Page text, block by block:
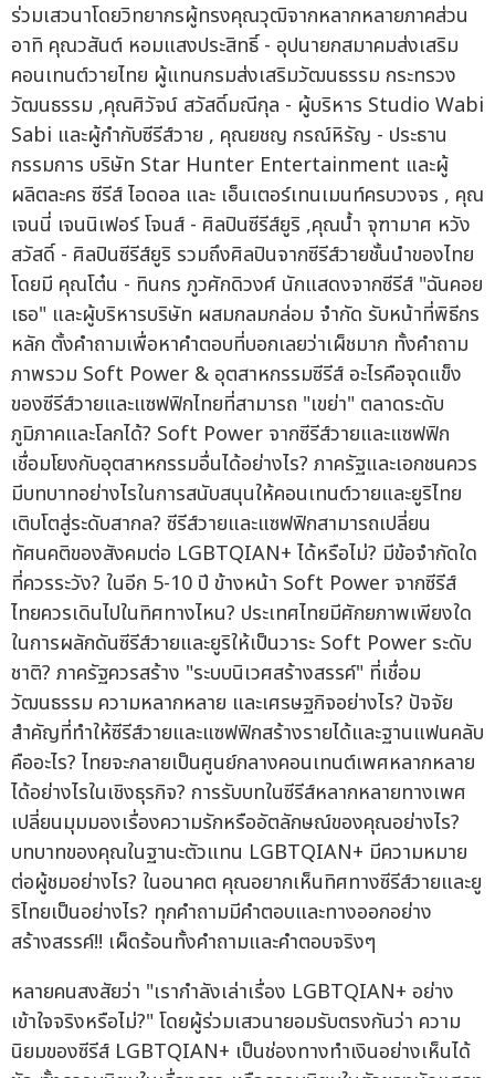
ร่วมเสวนาโดยวิทยากรผู้ทรงคุณวุฒิจากหลากหลายภาคส่วน
อาทิ คุณวสันต์ หอมแสงประสิทธิ์ - อุปนายกสมาคมส่งเสริม
คอนเทนต์วายไทย ผู้แทนกรมส่งเสริมวัฒนธรรม กระทรวง
วัฒนธรรม ,คุณศิวัจน์ สวัสดิ์มณีกุล - ผู้บริหาร Studio Wabi
Sabi และผู้กำกับซีรีส์วาย , คุณยชญ กรณ์หิรัญ - ประธาน
กรรมการ บริษัท Star Hunter Entertainment และผู้
ผลิตละคร ซีรีส์ ไอดอล และ เอ็นเตอร์เทนเมนท์ครบวงจร , คุณ
เจนนี่ เจนนิเฟอร์ โจนส์ - ศิลปินซีรีส์ยูริ ,คุณน้ำ จุฑามาศ หวัง
สวัสดิ์ - ศิลปินซีรีส์ยูริ รวมถึงศิลปินจากซีรีส์วายชั้นนำของไทย
โดยมี คุณโต๋น - ทินกร ภูวศักดิวงศ์ นักแสดงจากซีรีส์ "ฉันคอย
เธอ" และผู้บริหารบริษัท ผสมกลมกล่อม จำกัด รับหน้าที่พิธีกร
หลัก ตั้งคำถามเพื่อหาคำตอบที่บอกเลยว่าเผ็ชมาก ทั้งคำถาม
ภาพรวม Soft Power & อุตสาหกรรมซีรีส์ อะไรคือจุดแข็ง
ของซีรีส์วายและแซฟฟิกไทยที่สามารถ "เขย่า" ตลาดระดับ
ภูมิภาคและโลกได้? Soft Power จากซีรีส์วายและแซฟฟิก
เชื่อมโยงกับอุตสาหกรรมอื่นได้อย่างไร? ภาครัฐและเอกชนควร
มีบทบาทอย่างไรในการสนับสนุนให้คอนเทนต์วายและยูริไทย
เติบโตสู่ระดับสากล? ซีรีส์วายและแซฟฟิกสามารถเปลี่ยน
ทัศนคติของสังคมต่อ LGBTQIAN+ ได้หรือไม่? มีข้อจำกัดใด
ที่ควรระวัง? ในอีก 5-10 ปี ข้างหน้า Soft Power จากซีรีส์
ไทยควรเดินไปในทิศทางไหน? ประเทศไทยมีศักยภาพเพียงใด
ในการผลักดันซีรีส์วายและยูริให้เป็นวาระ Soft Power ระดับ
ชาติ? ภาครัฐควรสร้าง "ระบบนิเวศสร้างสรรค์" ที่เชื่อม
วัฒนธรรม ความหลากหลาย และเศรษฐกิจอย่างไร? ปัจจัย
สำคัญที่ทำให้ซีรีส์วายและแซฟฟิกสร้างรายได้และฐานแฟนคลับ
คืออะไร? ไทยจะกลายเป็นศูนย์กลางคอนเทนต์เพศหลากหลาย
ได้อย่างไรในเชิงธุรกิจ? การรับบทในซีรีส์หลากหลายทางเพศ
เปลี่ยนมุมมองเรื่องความรักหรืออัตลักษณ์ของคุณอย่างไร?
บทบาทของคุณในฐานะตัวแทน LGBTQIAN+ มีความหมาย
ต่อผู้ชมอย่างไร? ในอนาคต คุณอยากเห็นทิศทางซีรีส์วายและยู
ริไทยเป็นอย่างไร? ทุกคำถามมีคำตอบและทางออกอย่าง
สร้างสรรค์!! เผ็ดร้อนทั้งคำถามและคำตอบจริงๆ
หลายคนสงสัยว่า "เรากำลังเล่าเรื่อง LGBTQIAN+ อย่าง
เข้าใจจริงหรือไม่?" โดยผู้ร่วมเสวนายอมรับตรงกันว่า ความ
นิยมของซีรีส์ LGBTQIAN+ เป็นช่องทางทำเงินอย่างเห็นได้